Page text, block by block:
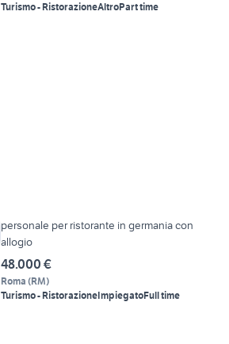
Turismo - RistorazioneAltroPart time
personale per ristorante in germania con
allogio
48.000 €
Roma (RM)
Turismo - RistorazioneImpiegatoFull time